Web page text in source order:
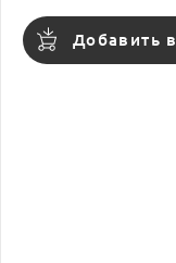
Добавить